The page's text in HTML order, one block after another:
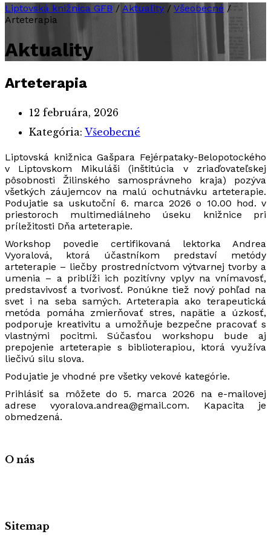
Liptovská knižnica GFB / Aktuality / Všeobecné /
Arteterapia
Aktuality
Arteterapia
12 februára, 2026
Kategória: Všeobecné
Liptovská knižnica Gašpara Fejérpataky-Belopotockého
v Liptovskom Mikuláši (inštitúcia v zriaďovateľskej
pôsobnosti Žilinského samosprávneho kraja) pozýva
všetkých záujemcov na malú ochutnávku arteterapie.
Podujatie sa uskutoční 6. marca 2026 o 10.00 hod. v
priestoroch multimediálneho úseku knižnice pri
príležitosti Dňa arteterapie.
Workshop povedie certifikovaná lektorka Andrea
Vyoralová, ktorá účastníkom predstaví metódy
arteterapie – liečby prostredníctvom výtvarnej tvorby a
umenia – a priblíži ich pozitívny vplyv na vnímavosť,
predstavivosť a tvorivosť. Ponúkne tiež nový pohľad na
svet i na seba samých. Arteterapia ako terapeutická
metóda pomáha zmierňovať stres, napätie a úzkosť,
podporuje kreativitu a umožňuje bezpečne pracovať s
vlastnými pocitmi. Súčasťou workshopu bude aj
prepojenie arteterapie s biblioterapiou, ktorá využíva
liečivú silu slova.
Podujatie je vhodné pre všetky vekové kategórie.
Prihlásiť sa môžete do 5. marca 2026 na e-mailovej
adrese vyoralova.andrea@gmail.com. Kapacita je
obmedzená.
O nás
Sitemap